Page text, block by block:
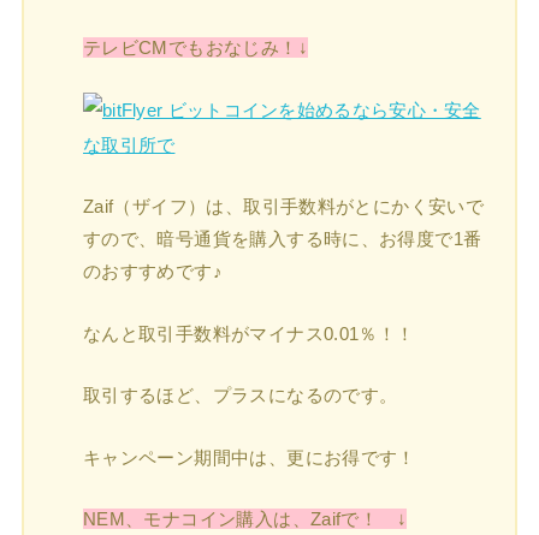
テレビCMでもおなじみ！↓
Zaif（ザイフ）は、取引手数料がとにかく安いで
すので、暗号通貨を購入する時に、お得度で1番
のおすすめです♪
なんと取引手数料がマイナス0.01％！！
取引するほど、プラスになるのです。
キャンペーン期間中は、更にお得です！
NEM、モナコイン購入は、Zaifで！ ↓